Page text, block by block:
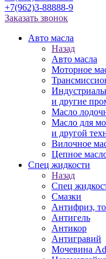
+7(962)3-88888-9
Заказать звонок
Авто масла
Назад
Авто масла
Моторное
и другие
Масло
Масло для
и другой
Вилочное
Цепное
Спец жидкости
Назад
Спец
Смазки
Антифриз,
Антигель
Антикор
Антигравий
Мочевина